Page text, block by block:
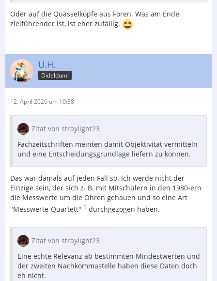
Oder auf die Quasselköpfe aus Foren. Was am Ende
zielführender ist, ist eher zufällig.
U.H.
Dideldum!
12. April 2026 um 10:38
Zitat von straylight23
Fachzeitschriften meinten damit Objektivität vermitteln
und eine Entscheidungsgrundlage liefern zu können.
Das war damals auf jeden Fall so. Ich werde nicht der
Einzige sein, der sich z. B. mit Mitschülern in den 1980-ern
die Messwerte um die Ohren gehauen und so eine Art
"Messwerte-Quartett" 1 durchgezogen haben.
Zitat von straylight23
Eine echte Relevanz ab bestimmten Mindestwerten und
der zweiten Nachkommastelle haben diese Daten doch
eh nicht.